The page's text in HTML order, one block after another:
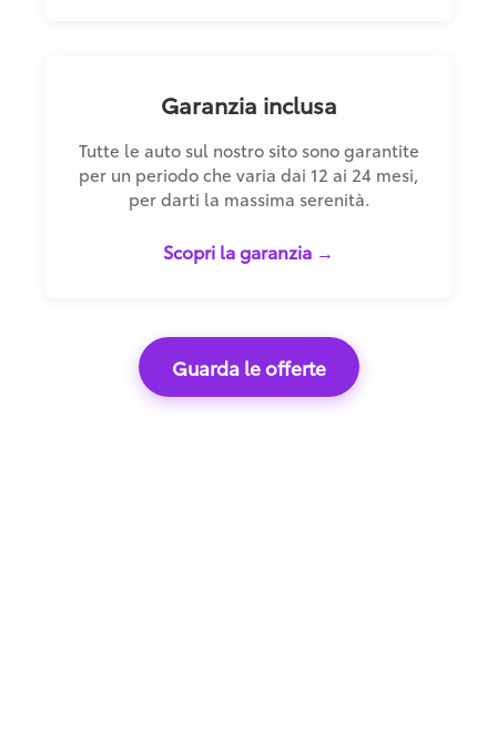
Garanzia inclusa
Tutte le auto sul nostro sito sono garantite
per un periodo che varia dai 12 ai 24 mesi,
per darti la massima serenità.
Scopri la garanzia →
Guarda le offerte